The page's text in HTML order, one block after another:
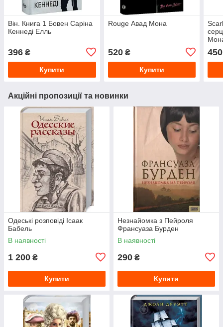
Він. Книга 1 Бовен Саріна
Кеннеді Елль
396 ₴
Купити
Rouge Авад Мона
520₴
Купити
450
Акційні пропозиції та новинки
Одеські розповіді Ісаак
Бабель
В наявності
1 200 ₴
Купити
Незнайомка з Пейроля
Франсуаза Бурден
В наявності
290 ₴
Купити